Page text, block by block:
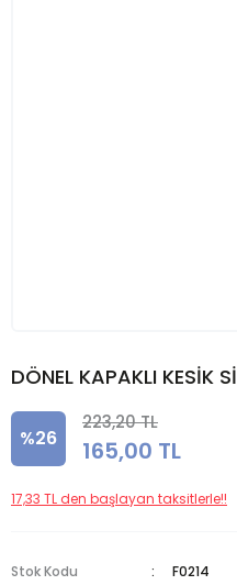
DÖNEL KAPAKLI KESİK
%26
223,20 TL
165,00 TL
17,33 TL den başlayan taksitlerle!!
Stok Kodu
F0214